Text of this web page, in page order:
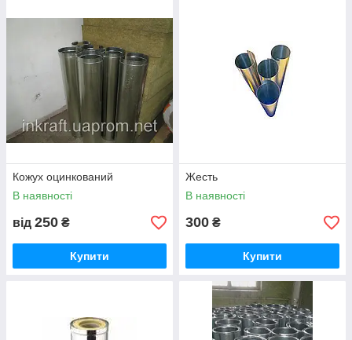
Кожух оцинкований
В наявності
від 250 ₴
Купити
Жесть
В наявності
300 ₴
Купити